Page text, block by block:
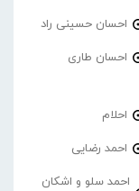
احسان حسینی راد
احسان طاری
احلام
احمد‌ رضایی
احمد سلو و اشکان